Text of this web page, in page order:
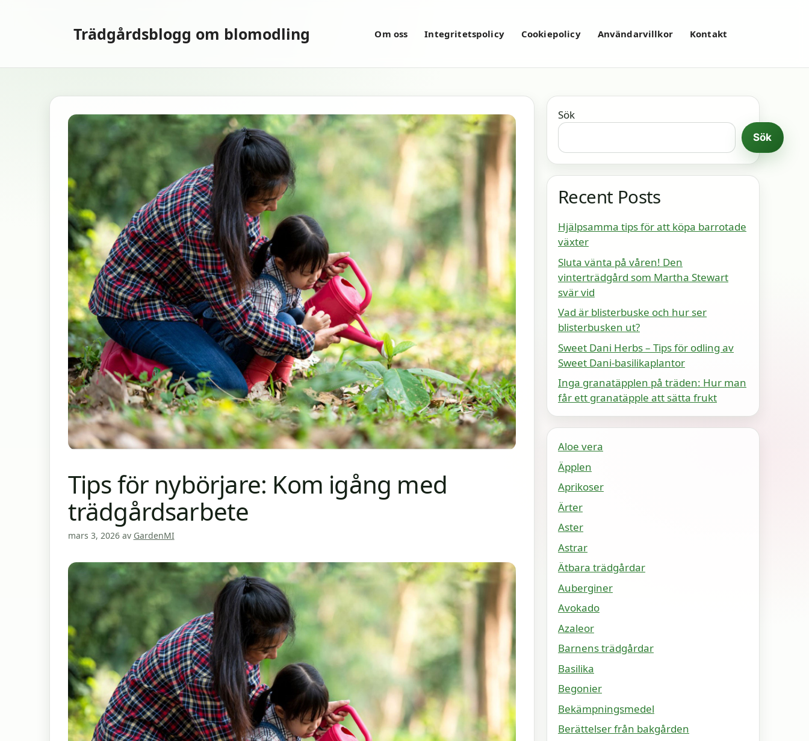
Trädgårdsblogg om blomodling Om oss Integritetspolicy Cookiepolicy Användarvillkor Kontakt
Tips för nybörjare: Kom igång med
trädgårdsarbete
mars 3, 2026 av GardenMI
Sök
Sök
Recent Posts
Hjälpsamma tips för att köpa barrotade
växter
Sluta vänta på våren! Den
vinterträdgård som Martha Stewart
svär vid
Vad är blisterbuske och hur ser
blisterbusken ut?
Sweet Dani Herbs – Tips för odling av
Sweet Dani-basilikaplantor
Inga granatäpplen på träden: Hur man
får ett granatäpple att sätta frukt
Aloe vera
Äpplen
Aprikoser
Ärter
Aster
Astrar
Ätbara trädgårdar
Auberginer
Avokado
Azaleor
Barnens trädgårdar
Basilika
Begonier
Bekämpningsmedel
Berättelser från bakgården